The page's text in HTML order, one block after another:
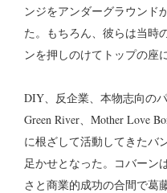
ンジをアンダーグラウンド
た。もちろん、彼らは当時
ンを押しのけてトップの座
DIY、反企業、本物志向の
Green River、Mother Love
に根ざして活動してきたバ
足かせとなった。コバーン
さと商業的成功の合間で葛